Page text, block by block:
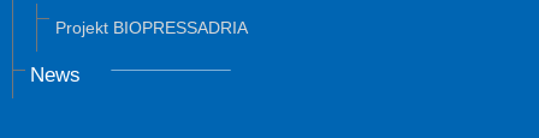
Projekt BIOPRESSADRIA
News